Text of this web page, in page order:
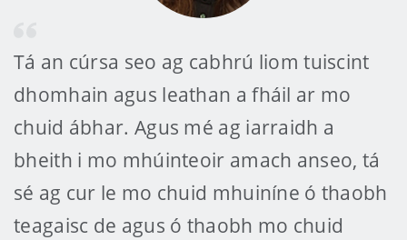
Tá an cúrsa seo ag cabhrú liom tuiscint
dhomhain agus leathan a fháil ar mo
chuid ábhar. Agus mé ag iarraidh a
bheith i mo mhúinteoir amach anseo, tá
sé ag cur le mo chuid mhuiníne ó thaobh
teagaisc de agus ó thaobh mo chuid